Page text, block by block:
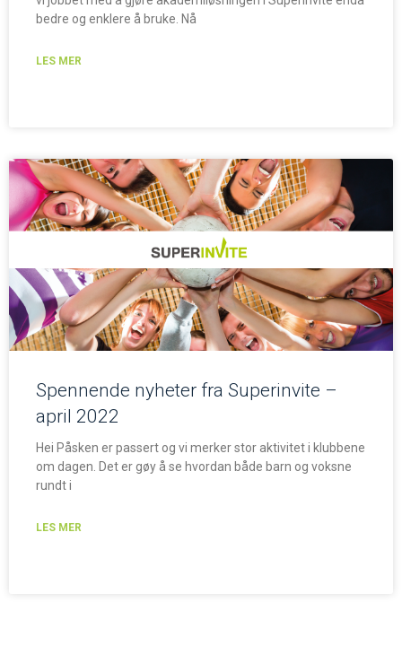
bedre og enklere å bruke. Nå
LES MER
Spennende nyheter fra Superinvite –
april 2022
Hei Påsken er passert og vi merker stor aktivitet i klubbene
om dagen. Det er gøy å se hvordan både barn og voksne
rundt i
LES MER